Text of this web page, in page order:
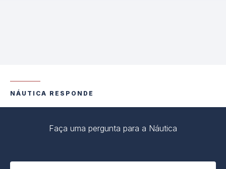
NÁUTICA RESPONDE
Faça uma pergunta para a Náutica